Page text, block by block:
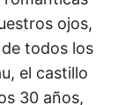
ojos,
todos los
el castillo
30 años,